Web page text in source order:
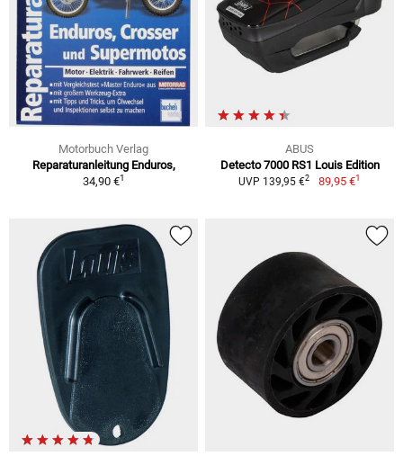
Motorbuch Verlag
Reparaturanleitung Enduros,
34,90 €1
ABUS
Detecto 7000 RS1 Louis Edition
UVP 139,95 €2 89,95 €1